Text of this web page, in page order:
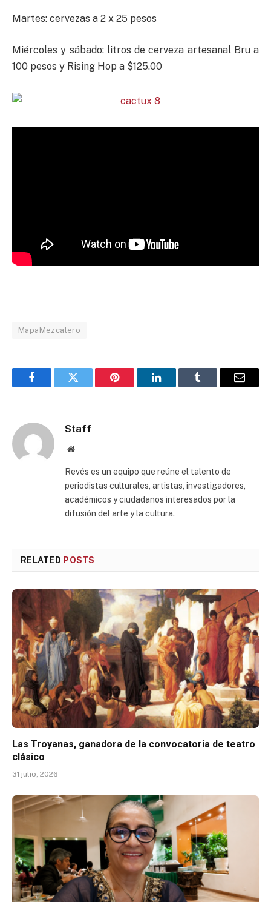
Martes: cervezas a 2 x 25 pesos
Miércoles y sábado: litros de cerveza artesanal Bru a
100 pesos y Rising Hop a $125.00
MapaMezcalero
FacebookTwitter Pinterest LinkedInTumblr Email
Staff
Website
Revés es un equipo que reúne el talento de
periodistas culturales, artistas, investigadores,
académicos y ciudadanos interesados por la
difusión del arte y la cultura.
RELATED POSTS
Las Troyanas, ganadora de la convocatoria de teatro
clásico
31 julio, 2026